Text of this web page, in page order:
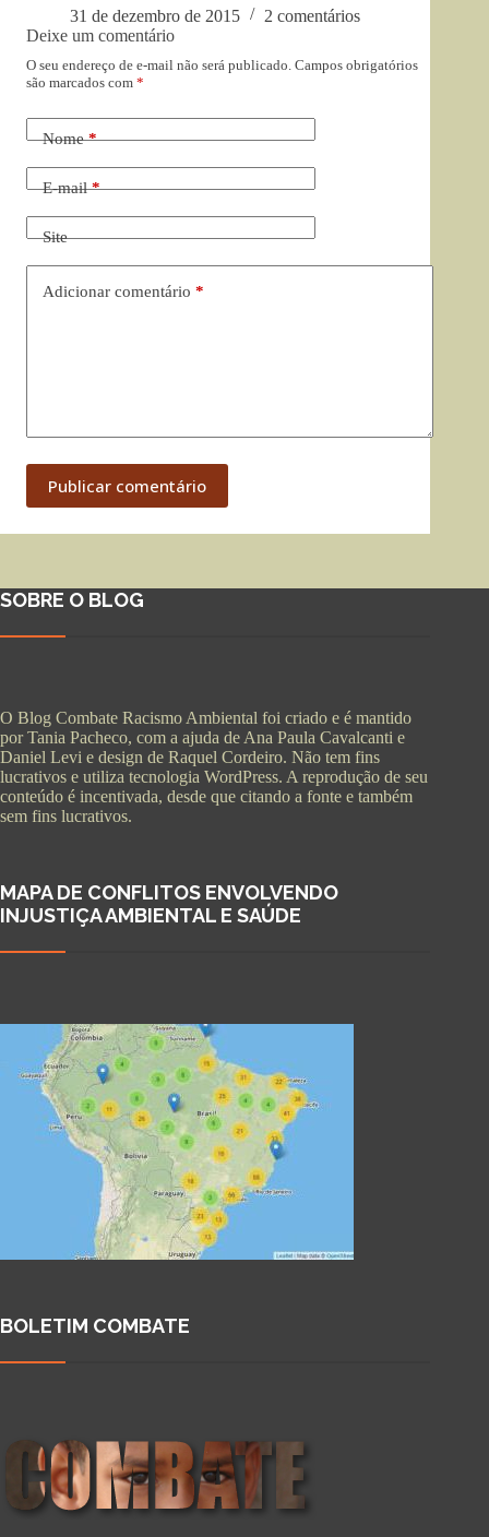
31 de dezembro de 2015
2 comentários
Deixe um comentário
O seu endereço de e-mail não será publicado. Campos obrigatórios
são marcados com *
Nome*
E-mail*
Site
Adicionar comentário *
Publicar comentário
SOBRE O BLOG
O Blog Combate Racismo Ambiental foi criado e é mantido
por Tania Pacheco, com a ajuda de Ana Paula Cavalcanti e
Daniel Levi e design de Raquel Cordeiro. Não tem fins
lucrativos e utiliza tecnologia WordPress. A reprodução de seu
conteúdo é incentivada, desde que citando a fonte e também
sem fins lucrativos.
MAPA DE CONFLITOS ENVOLVENDO
INJUSTIÇA AMBIENTAL E SAÚDE
BOLETIM COMBATE